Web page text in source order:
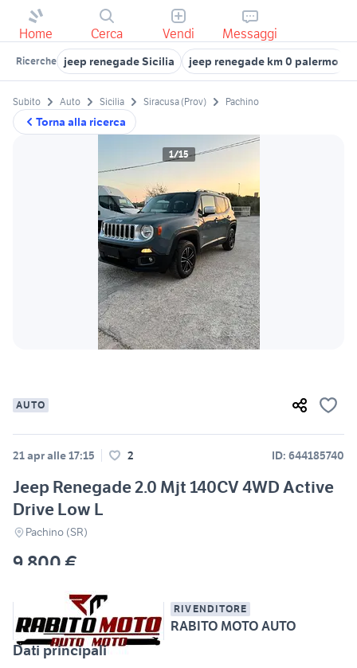
Home Cerca Vendi Messaggi
Ricerche jeep renegade Sicilia jeep renegade km 0 palermo
Torna alla ricerca
Subito Auto Sicilia Siracusa (Prov) Pachino
1/15
AUTO
21 apr alle 17:15 2 ID: 644185740
Jeep Renegade 2.0 Mjt 140CV 4WD Active
Drive Low L
Pachino (SR)
9.800 €
RIVENDITORE
RABITO MOTO AUTO
Dati principali